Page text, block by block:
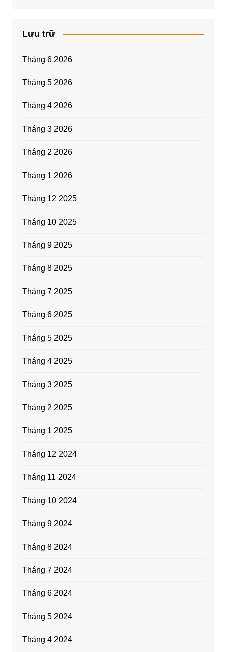
Lưu trữ
Tháng 6 2026
Tháng 5 2026
Tháng 4 2026
Tháng 3 2026
Tháng 2 2026
Tháng 1 2026
Tháng 12 2025
Tháng 10 2025
Tháng 9 2025
Tháng 8 2025
Tháng 7 2025
Tháng 6 2025
Tháng 5 2025
Tháng 4 2025
Tháng 3 2025
Tháng 2 2025
Tháng 1 2025
Tháng 12 2024
Tháng 11 2024
Tháng 10 2024
Tháng 9 2024
Tháng 8 2024
Tháng 7 2024
Tháng 6 2024
Tháng 5 2024
Tháng 4 2024